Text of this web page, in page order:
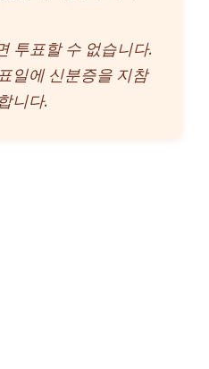
투표할 수 없습니다.
일에 신분증을 지참
니다.